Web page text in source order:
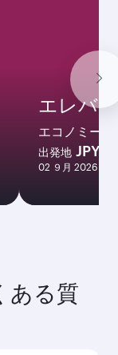
エレバン
エコノミー
出発地 JPY
02 ９月 2026 -
ある質